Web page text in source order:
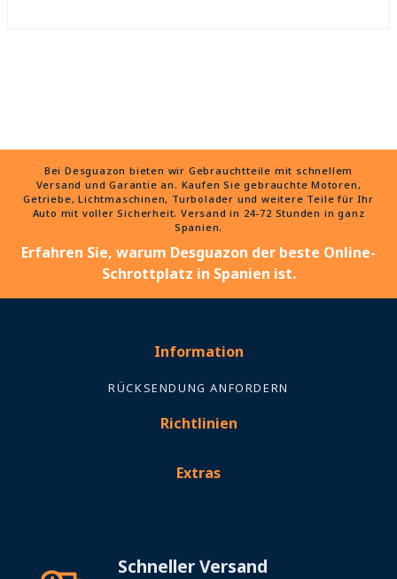
Bei Desguazon bieten wir Gebrauchtteile mit schnellem
Versand und Garantie an. Kaufen Sie gebrauchte Motoren,
Getriebe, Lichtmaschinen, Turbolader und weitere Teile für Ihr
Auto mit voller Sicherheit. Versand in 24-72 Stunden in ganz
Spanien.
Erfahren Sie, warum Desguazon der beste Online-
Schrottplatz in Spanien ist.
Information
RÜCKSENDUNG ANFORDERN
Richtlinien
Extras
Schneller Versand